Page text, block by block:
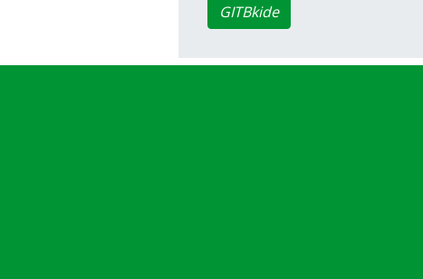
GITBkide